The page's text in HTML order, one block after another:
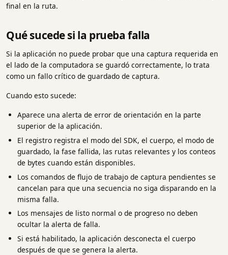
final en la ruta.
Qué sucede si la prueba falla
Si la aplicación no puede probar que una captura requerida en
el lado de la computadora se guardó correctamente, lo trata
como un fallo crítico de guardado de captura.
Cuando esto sucede:
Aparece una alerta de error de orientación en la parte
superior de la aplicación.
El registro registra el modo del SDK, el cuerpo, el modo de
guardado, la fase fallida, las rutas relevantes y los conteos
de bytes cuando están disponibles.
Los comandos de flujo de trabajo de captura pendientes se
cancelan para que una secuencia no siga disparando en la
misma falla.
Los mensajes de listo normal o de progreso no deben
ocultar la alerta de falla.
Si está habilitado, la aplicación desconecta el cuerpo
después de que se genera la alerta.